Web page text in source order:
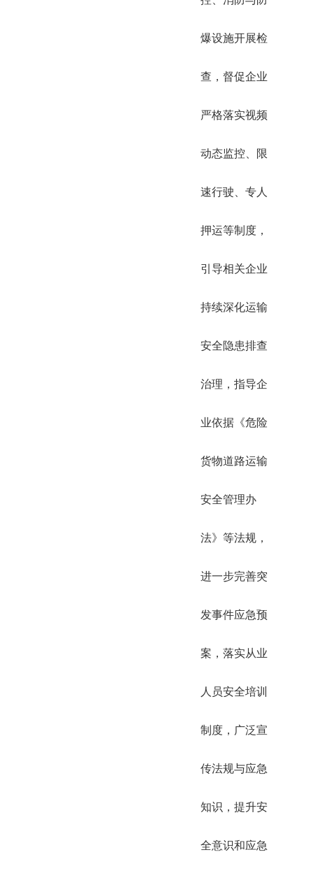
爆设施开展检
查，督促企业
严格落实视频
动态监控、限
速行驶、专人
押运等制度，
引导相关企业
持续深化运输
安全隐患排查
治理，指导企
业依据《危险
货物道路运输
安全管理办
法》等法规，
进一步完善突
发事件应急预
案，落实从业
人员安全培训
制度，广泛宣
传法规与应急
知识，提升安
全意识和应急